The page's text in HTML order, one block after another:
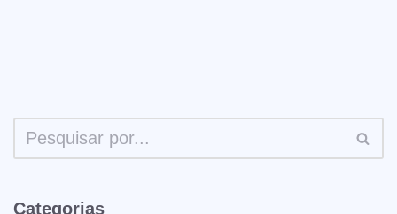
Categorias